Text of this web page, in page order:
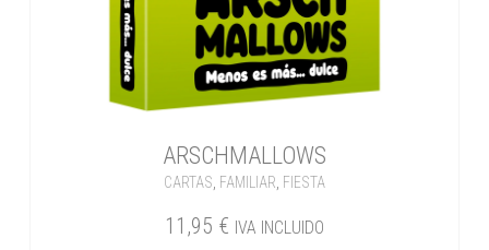
ARSCHMALLOWS
CARTAS FAMILIAR FIESTA
11,95 € IVA INCLUIDO